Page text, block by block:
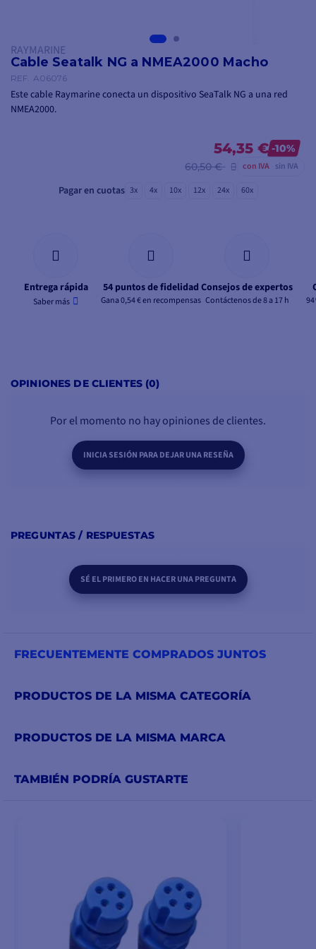
RAYMARINE
Cable Seatalk NG a NMEA2000 Macho
REF. A06076
Este cable Raymarineconecta un dispositivo SeaTalk NG a una red
NMEA2000.
54,35 € -10%
60,50 €
con IVA sin IVA
Pagar en cuotas 3x 4x 10x 12x 24x 60x
Entrega rápida
Saber más
54 puntos de fidelidad
Gana 0,54 € en recompensas
Consejos de expertos
Contáctenos de 8 a 17 h
OPINIONES DE CLIENTES (0)
Por el momento no hay opiniones de clientes.
INICIA SESIÓN PARA DEJAR UNA RESEÑA
PREGUNTAS / RESPUESTAS
SÉ EL PRIMERO EN HACER UNA PREGUNTA
FRECUENTEMENTE COMPRADOS JUNTOS
PRODUCTOS DE LA MISMA CATEGORÍA
PRODUCTOS DE LA MISMA MARCA
TAMBIÉN PODRÍA GUSTARTE